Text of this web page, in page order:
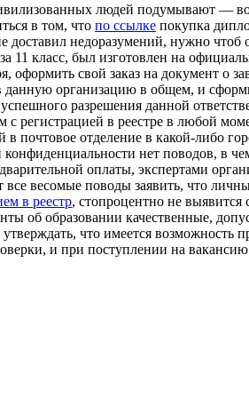
людей подумывают —
в том, что по ссылке покупка
недоразумений, нужно чтоб
за 11 класс, был изготовлен на
свой заказ на документ о
организацию в общем, и
разрешения данной
с регистрацией в реестре в любой
почтовое отделение в какой-либо
нет поводов, в
оплаты, экспертами
весомые поводы заявить, что
в реестр, стопроцентно не выявится
об образовании качественные,
что имеется возможность
и при поступлении на